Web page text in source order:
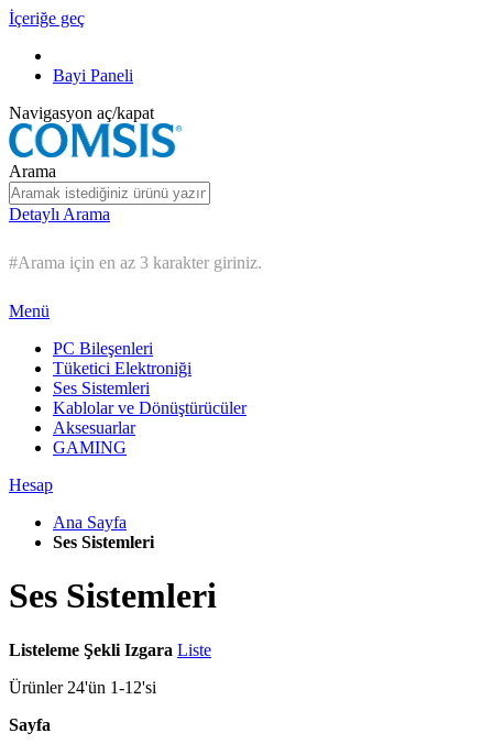
İçeriğe geç
Bayi Paneli
Navigasyon aç/kapat
Arama
Detaylı Arama
#Arama için en az 3 karakter giriniz.
Menü
PC Bileşenleri
Tüketici Elektroniği
Ses Sistemleri
Kablolar ve Dönüştürücüler
Aksesuarlar
GAMING
Hesap
Ana Sayfa
Ses Sistemleri
Ses Sistemleri
Listeleme Şekli Izgara Liste
Ürünler 24'ün 1-12'si
Sayfa